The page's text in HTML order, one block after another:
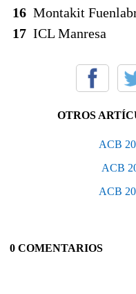
16 Montakit
17 ICL Manresa
OTROS
ACB
ACB
ACB
0 COMENTARIOS